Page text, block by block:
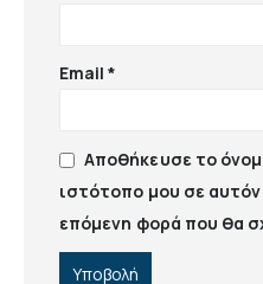
Email*
Αποθήκευσε το
ιστότοπο μου σε
επόμενη φορά που θα